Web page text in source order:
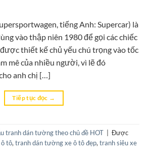
tiếng Anh: Supercar) là
vào thập niên 1980 để gọi các chiếc
thiết kế chủ yếu chú trọng vào tốc
mê của nhiều người, vì lẽ đó
anh chị […]
Tiếp tục đọc →
tranh dán tường theo chủ đề HOT
Được
tô, tranh dán tường xe ô tô đẹp, tranh siêu xe